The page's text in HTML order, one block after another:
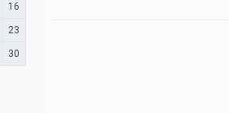
16
23
30